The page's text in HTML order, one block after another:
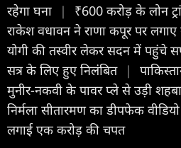
रहेगा घना
|
₹600 करोड़ के लोन
राकेश वधावन ने राणा कपूर पर
योगी की तस्वीर लेकर सदन में पहुंचे
सत्र के लिए हुए निलंबित |
मुनीर-नकवी के पावर प्ले से उड़ी
निर्मला सीतारमण का डीपफेक
लगाई एक करोड़ की चपत